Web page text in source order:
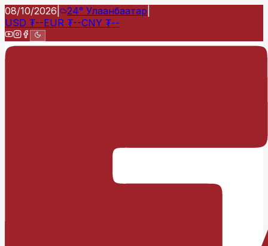
08/10/2026 24° Улаанбаатар
USD ₮--EUR ₮--CNY ₮--